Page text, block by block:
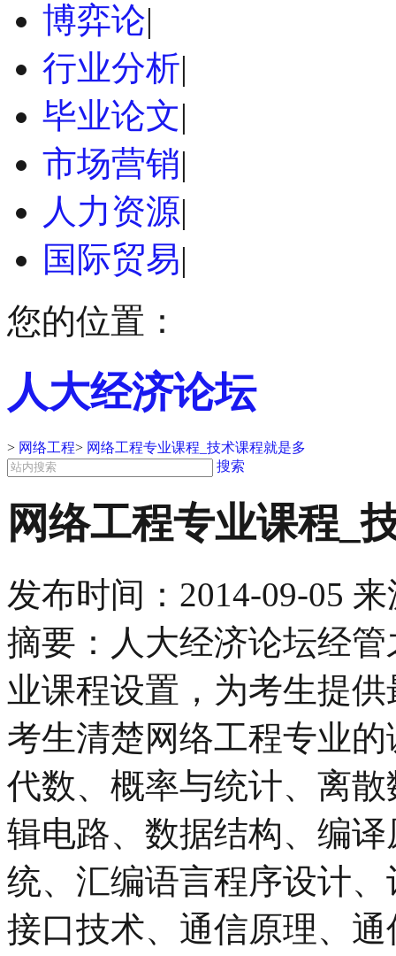
博弈论|
行业分析|
毕业论文|
市场营销|
人力资源|
国际贸易|
您的位置：
人大经济论坛
> 网络工程> 网络工程专业课程_技术课程就是多
搜索
网络工程专业课程_
发布时间： 2014-09-05 来
摘要：人大经济论坛经
业课程设置，为考生提
考生清楚网络工程专业
代数、概率与统计、离
辑电路、数据结构、编
统、汇编语言程序设计
接口技术、通信原理、